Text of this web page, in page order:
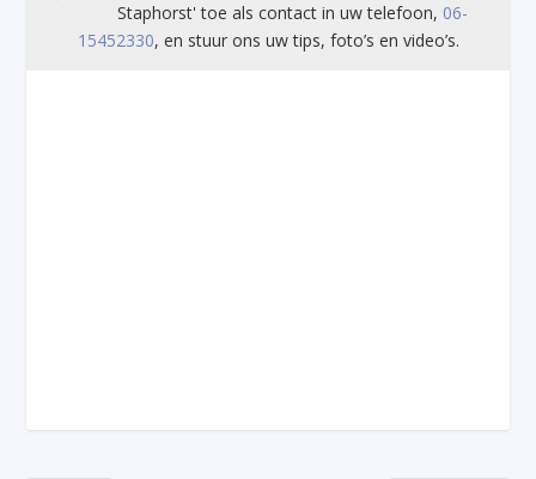
Staphorst' toe als contact in uw telefoon, 06-
15452330, en stuur ons uw tips, foto’s en video’s.